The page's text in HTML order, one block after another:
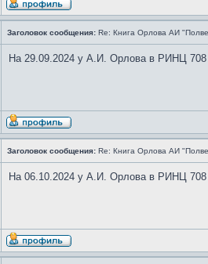
Заголовок сообщения: Re: Книга Орлова АИ
На 29.09.2024 у А.И. Орлова в РИНЦ 708
Заголовок сообщения: Re: Книга Орлова АИ
На 06.10.2024 у А.И. Орлова в РИНЦ 708